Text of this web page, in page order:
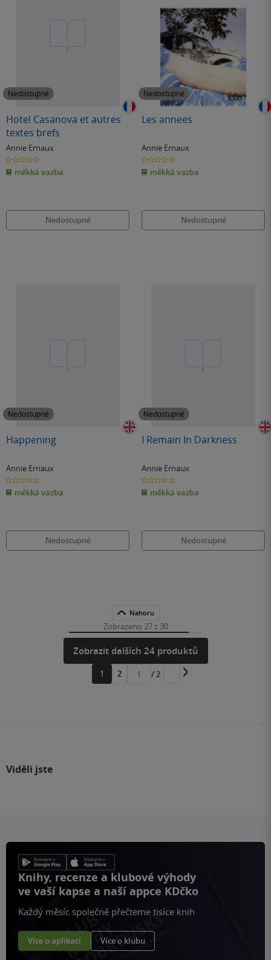
Nedostupné
Hotel Casanova et autres
textes brefs
Annie Ernaux
0.0
z
5
hvězdiček
měkká vazba
Nedostupné
Nedostupné
Les annees
Annie Ernaux
0.0
z
5
hvězdiček
měkká vazba
Nedostupné
Nedostupné
Happening
Annie Ernaux
0.0
z
5
hvězdiček
měkká vazba
Nedostupné
Nedostupné
I Remain In Darkness
Annie Ernaux
0.0
z
5
hvězdiček
měkká vazba
Nedostupné
Nahoru
Zobrazeno 27 z 30
Zobrazit dalších 24 produktů
1 2
Přejít
/ 2
Viděli jste
Knihy, recenze a klubové výhody
ve vaší kapse a naší appce KDčko
Každý měsíc společně přečteme tisíce knih
Více o aplikaci Více o klubu